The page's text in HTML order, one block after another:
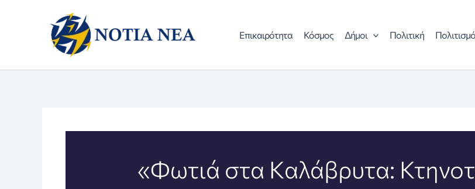
περιεχόμενο
Επικαιρότητα Κόσμος Δήμοι Πολιτική
«Φωτιά στα Καλάβρυτα: